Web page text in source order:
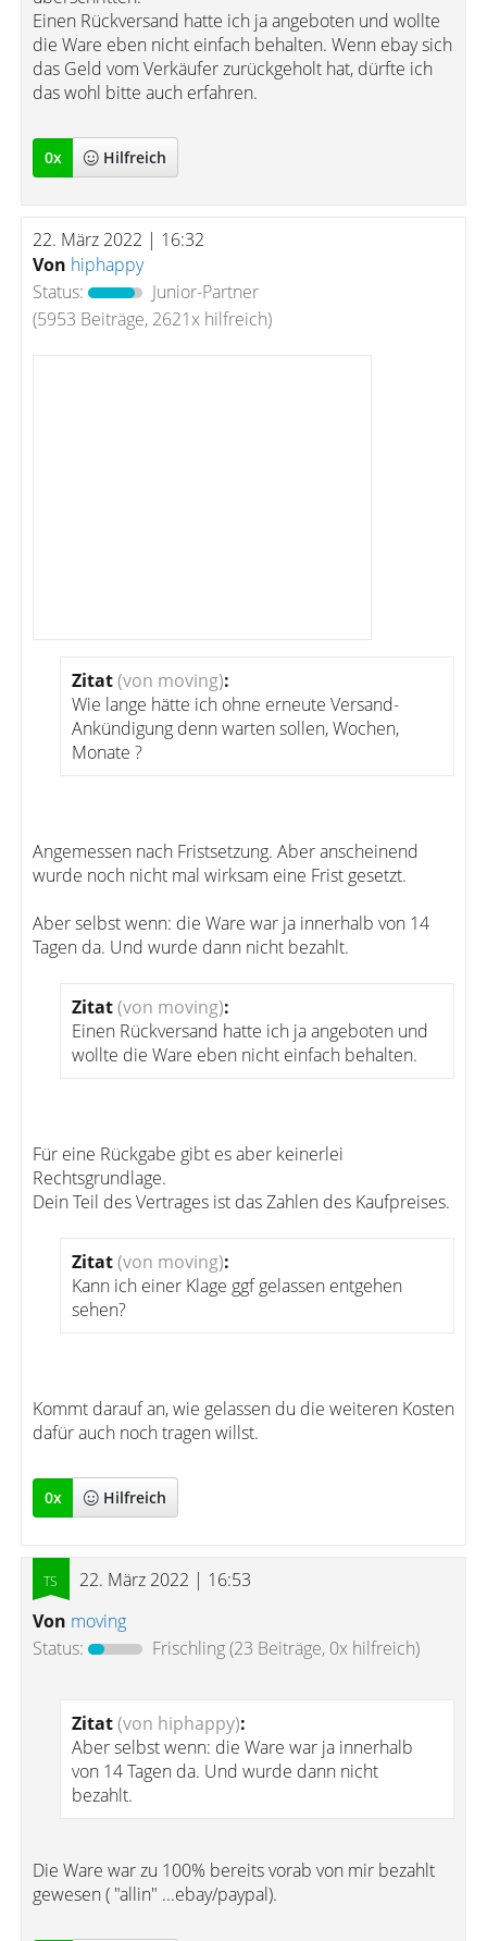
Einen Rückversand hatte ich ja angeboten und wollte
die Ware eben nicht einfach behalten. Wenn ebay sich
das Geld vom Verkäufer zurückgeholt hat, dürfte ich
das wohl bitte auch erfahren.
0x Hilfreich
22. März 2022 | 16:32
Von hiphappy
Status:
Junior-Partner
(5953 Beiträge, 2621x hilfreich)
Zitat(von moving):
Wie lange hätte ich ohne erneute Versand-
Ankündigung denn warten sollen, Wochen,
Monate ?
Angemessen nach Fristsetzung. Aber anscheinend
wurde noch nicht mal wirksam eine Frist gesetzt.
Aber selbst wenn: die Ware war ja innerhalb von 14
Tagen da. Und wurde dann nicht bezahlt.
Zitat(von moving):
Einen Rückversand hatte ich ja angeboten und
wollte die Ware eben nicht einfach behalten.
Für eine Rückgabe gibt es aber keinerlei
Rechtsgrundlage.
Dein Teil des Vertrages ist das Zahlen des Kaufpreises.
Zitat(von moving):
Kann ich einer Klage ggf gelassen entgehen
sehen?
Kommt darauf an, wie gelassen du die weiteren Kosten
dafür auch noch tragen willst.
0x Hilfreich
22. März 2022 | 16:53
Von moving
Status:
Frischling(23 Beiträge, 0x hilfreich)
Zitat(von hiphappy):
Aber selbst wenn: die Ware war ja innerhalb
von 14 Tagen da. Und wurde dann nicht
bezahlt.
Die Ware war zu 100% bereits vorab von mir bezahlt
gewesen ( "allin" ...ebay/paypal).